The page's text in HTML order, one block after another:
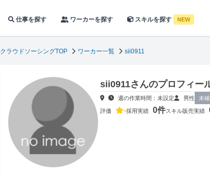
仕事を探す ワーカーを探す スキルを探す NEW
クラウドソーシングTOP ワーカー一覧 sii0911
sii0911さんのプロフィー
週の作業時間：未設定 男性 未
評価 -採用実績 0件スキル販売実績